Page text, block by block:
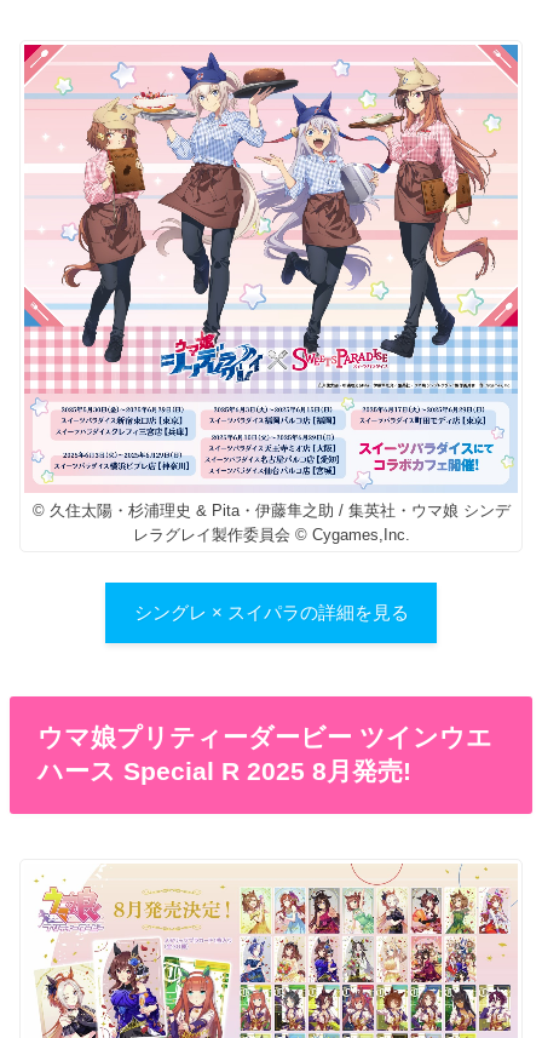
© 久住太陽・杉浦理史 & Pita・伊藤隼之助 / 集英社・ウマ娘 シンデ
レラグレイ製作委員会 © Cygames,Inc.
シングレ × スイパラの詳細を見る
ウマ娘プリティーダービー ツインウエ
ハース Special R 2025 8月発売!